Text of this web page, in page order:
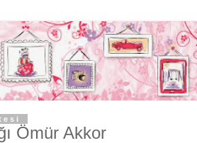
Ömür Akkor